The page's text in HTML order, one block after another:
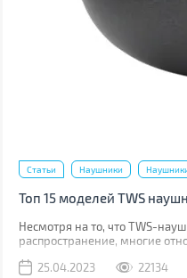
Статьи Наушники
Топ 15 моделей TWS
Несмотря на то, что TWS-
распространение, многие
25.04.2023
22134